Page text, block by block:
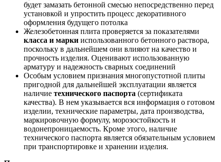
будет замазать бетонной смесью непосредственно перед
установкой и упростить процесс декоративного
оформления будущего потолка
Железобетонная плита проверяется за показателями
класса и марки использованного бетонного раствора,
поскольку в дальнейшем они влияют на качество и
прочность изделия. Оценивают использованную
арматуру и надежность сварных соединений
Особым условием признания многопустотной плиты
пригодной для дальнейшей эксплуатации является
наличие технического паспорта (сертификата
качества). В нем указывается вся информация о готовом
изделии, технические параметры, дата производства,
маркировочную формулу, морозостойкость и
водонепроницаемость. Кроме этого, наличие
технического паспорта является обязательным условием
при транспортировке и хранении изделия.